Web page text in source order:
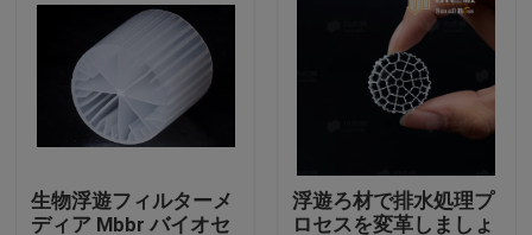
プロダクト
私達について
生物浮遊フィルターメ
ディア Mbbr バイオセ
浮遊ろ材で排水処理プ
ロセスを変革しましょ